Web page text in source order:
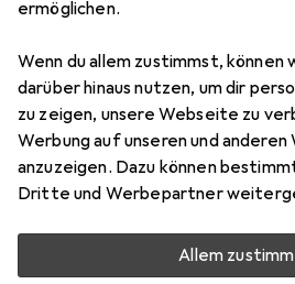
ermöglichen.
Wenn du allem zustimmst, können
darüber hinaus nutzen, um dir
zu zeigen, unsere Webseite zu
Werbung auf unseren und
anzuzeigen. Dazu können
Dritte und Werbepartner
Allem
43 - 46
Preis in EUR inkl. MwSt.
4
Bewertungen